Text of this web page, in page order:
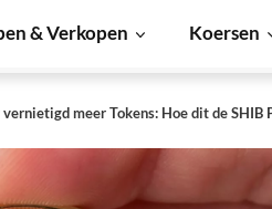
& Verkopen Koersen
meer Tokens: Hoe dit de SHIB